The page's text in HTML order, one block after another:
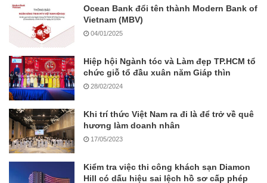
Ocean Bank đổi tên thành Modern Bank of
Vietnam (MBV)
04/01/2025
Hiệp hội Ngành tóc và Làm đẹp TP.HCM tổ
chức giỗ tổ đầu xuân năm Giáp thìn
28/02/2024
Khi trí thức Việt Nam ra đi là để trở về quê
hương làm doanh nhân
17/05/2023
Kiểm tra việc thi công khách sạn Diamon
Hill có dấu hiệu sai lệch hồ sơ cấp phép